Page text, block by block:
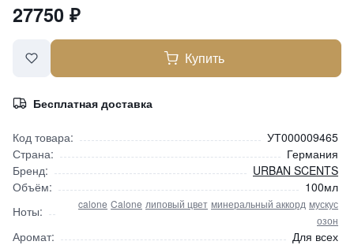
27750 ₽
Купить
Бесплатная доставка
Код товара:
УТ000009465
Страна:
Германия
Бренд:
URBAN SCENTS
Объём:
100мл
Ноты:
calone Calone липовый цвет минеральный аккорд мускус
озон
Аромат: Для всех